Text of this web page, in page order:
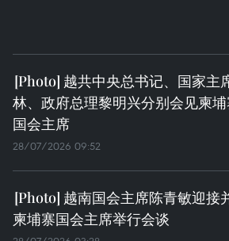
越共中央总书记、国家主
林、政府总理黎明兴分别会见柬
国会主席
28/07/2026 09:52
越南国会主席陈青敏迎接
柬埔寨国会主席举行会谈